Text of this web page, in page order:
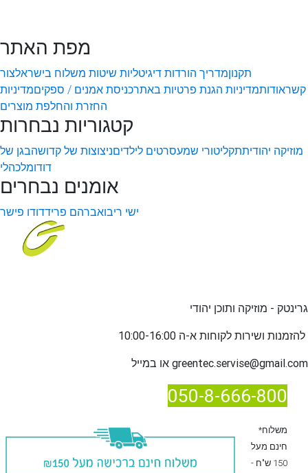
מפת האתר
תקנוןמדריך הורדות דיגיטליות שיטות משלוח בישראלצור
קשראודותמדיניות הגנת פרטיות באתרכניסת אמנים / ספקיםמדיניות
החזרת והחלפת מוצרים
קטגוריות נבחרות
מוזיקה יהודיתתקליטורי שמעסרטים לילדיםניצוצות של קדושהבגן של
דודומלכהלי
אומנים נבחרים
ישי ריבואברהם פרידדודו פישר
גרינטק - מוזיקה ותוכן יהודי
להזמנות ו
greentec.servise@gmail.com
050-8-666-800
*משלוח
חינם מעל
150 ש"ח -